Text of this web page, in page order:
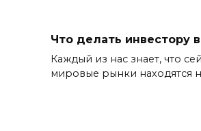
Что делать инвестору
Каждый из нас знает, что
мировые рынки находятся